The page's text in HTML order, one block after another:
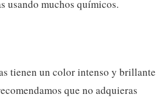
usando muchos químicos.
tienen un color intenso y brillante
que no adquieras